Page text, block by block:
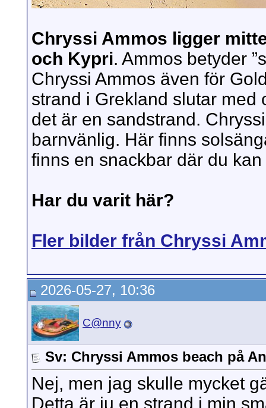
Chryssi Ammos ligger
och Kypri. Ammos betyder
Chryssi Ammos även för
strand i Grekland slutar med
det är en sandstrand.
barnvänlig. Här finns
finns en snackbar där du
Har du varit här?
Fler bilder från Chryssi
2026-05-27, 10:36
C@nny
Sv: Chryssi Ammos beach på
Nej, men jag skulle mycket
Detta är ju en strand i min